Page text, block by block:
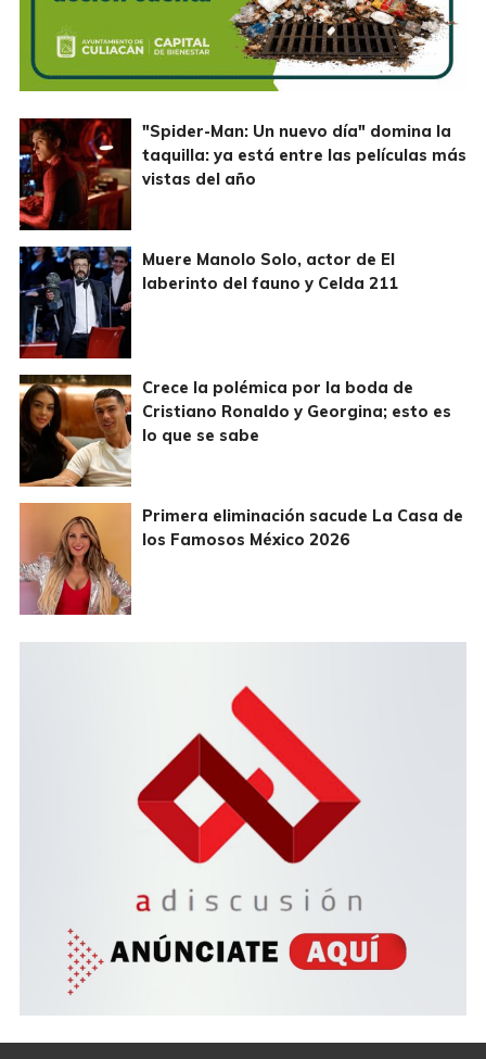
"Spider-Man: Un nuevo día" domina la
taquilla: ya está entre las películas más
vistas del año
Muere Manolo Solo, actor de El
laberinto del fauno y Celda 211
Crece la polémica por la boda de
Cristiano Ronaldo y Georgina; esto es
lo que se sabe
Primera eliminación sacude La Casa de
los Famosos México 2026